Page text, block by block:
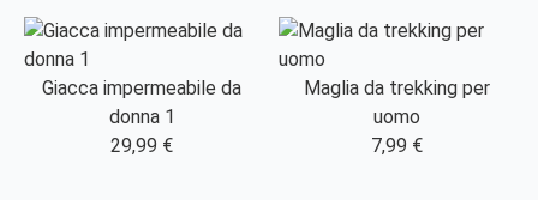
Giacca impermeabile da
donna 1
29,99 €
Maglia da trekking per
uomo
7,99 €